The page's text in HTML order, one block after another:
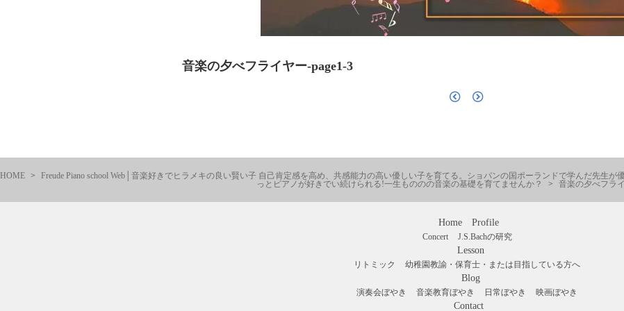
音楽の夕べフライヤー-page1-3
HOME
Freude Piano school Web│音楽好きでヒラメキの良い賢い子 自己肯定感を高め、共感能力の高い優しい子を育てる。ショパンの国ポーランドで学んだ先生
っとピアノが好きでい続けられる!一生もののの音楽の基礎を育てませんか？
音楽の夕べフラ
Home Profile
Concert J.S.Bachの研究
Lesson
リトミック 幼稚園教諭・保育士・または目指している方へ
Blog
演奏会ぼやき 音楽教育ぼやき 日常ぼやき 映画ぼやき
Contact